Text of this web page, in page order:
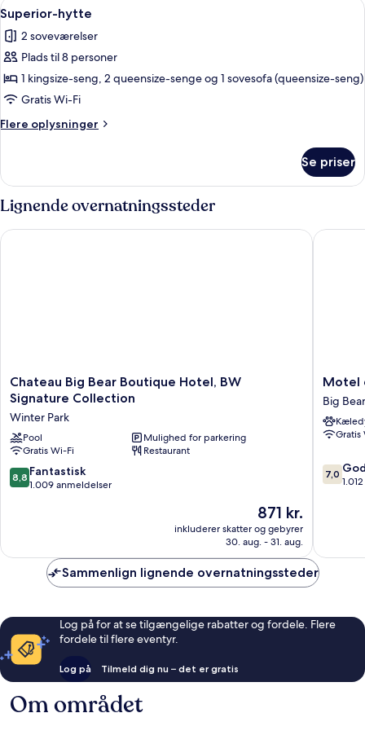
3
personer
Indlæs
alle
billeder
af
Superior-
hytte
18
Superior-hytte
2 soveværelser
Plads til 8 personer
1 kingsize-seng, 2 queensize-senge og 1 sovesofa (queensize-seng)
Gratis Wi-Fi
Flere oplysninger
Flere
hytte
Se priser
Lignende overnatningssteder
Chateau
Big
Bear
Boutique
Hotel,
BW
Signature
Collection
Chateau Big Bear Boutique Hotel, BW
Signature Collection
Winter Park
Pool
Mulighed for parkering
Gratis Wi-Fi
Restaurant
8.8
ud
anmeldelser
8,8 Fantastisk
1.009 anmeldelser
Prisen
871 kr.
871 kr.
inkluderer skatter og gebyrer
30. aug. - 31. aug.
Chateau Big Bear Boutique Hotel, BW Signature Collection
Motel
6
Big
Bear
Lake,
Big
Bear
Motel
Big
Gratis
7.0
ud
7,0
Motel 6
Sammenlign lignende overnatningssteder
Log på for at se tilgængelige rabatter og fordele. Flere
fordele til flere eventyr.
Log på Tilmeld dig nu – det er gratis
Om området